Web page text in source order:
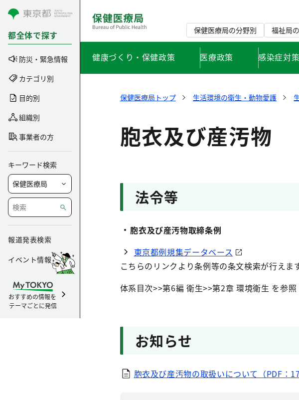
コンテンツにスキップ
都全体で探す
防災・緊急情報
カテゴリ別
目的別
組織別
事業者の方
キーワード検索
報道発表検索
イベント情報
おすすめの情報を
テーマごとに発信
保健医療局の分野別 福祉局
健康づくり・保健政策 医療政策 感染症対策
保健医療局トップ 生活環境の衛生・動物愛護
胞衣及び産汚物
法令等
胞衣及び産汚物取締条例
東京都例規集データベース
こちらのリンクより条例等の条文検索が行えます
体系目次>>第6編 衛生>>第2章 環境衛生 を参照
お知らせ
胞衣及び産汚物の取扱いについて（PDF：